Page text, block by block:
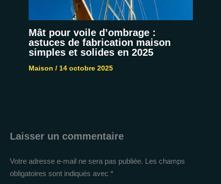
Mât pour voile d’ombrage :
astuces de fabrication maison
simples et solides en 2025
Maison / 14 octobre 2025
Laisser un commentaire
Votre adresse e-mail ne sera pas publiée. Les champs
obligatoires sont indiqués avec *